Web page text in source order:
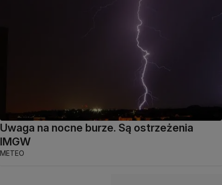
Uwaga na nocne burze. Są ostrzeżenia
IMGW
METEO